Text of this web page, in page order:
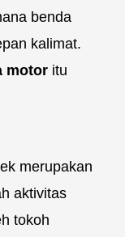
benda
kalimat.
motor itu
merupakan
aktivitas
tokoh